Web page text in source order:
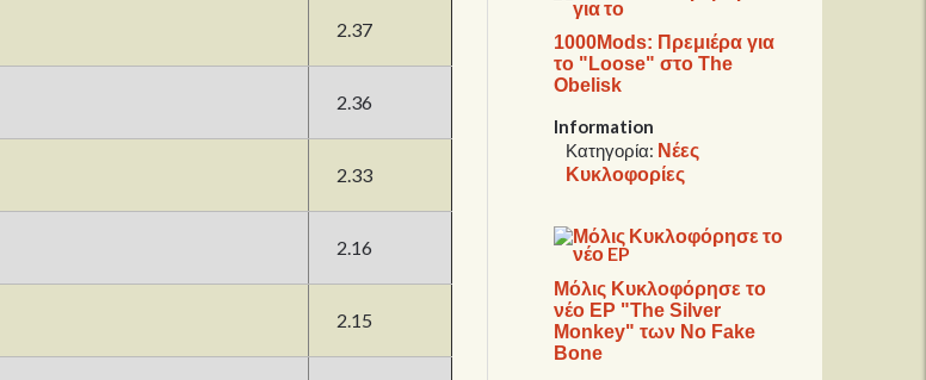
2.37
2.36
2.33
2.16
2.15
1000Mods: Πρεμιέρα για
το "Loose" στο The
Obelisk
Information
Κατηγορία: Νέες
Κυκλοφορίες
Μόλις Κυκλοφόρησε το
νέο EP "The Silver
Monkey" των No Fake
Bone